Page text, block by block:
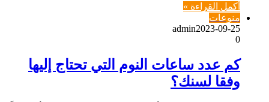
أكمل القراءة »
منوعات
admin2023-09-25
0
كم عدد ساعات النوم التي تحتاج إليها
وفقا لسنك؟